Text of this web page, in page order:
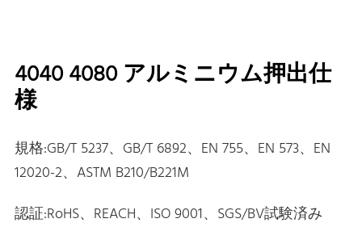
4040 4080 アルミニウム押出仕
様
規格:GB/T 5237、GB/T 6892、EN 755、EN 573、EN
12020-2、ASTM B210/B221M
認証:RoHS、REACH、ISO 9001、SGS/BV試験済み